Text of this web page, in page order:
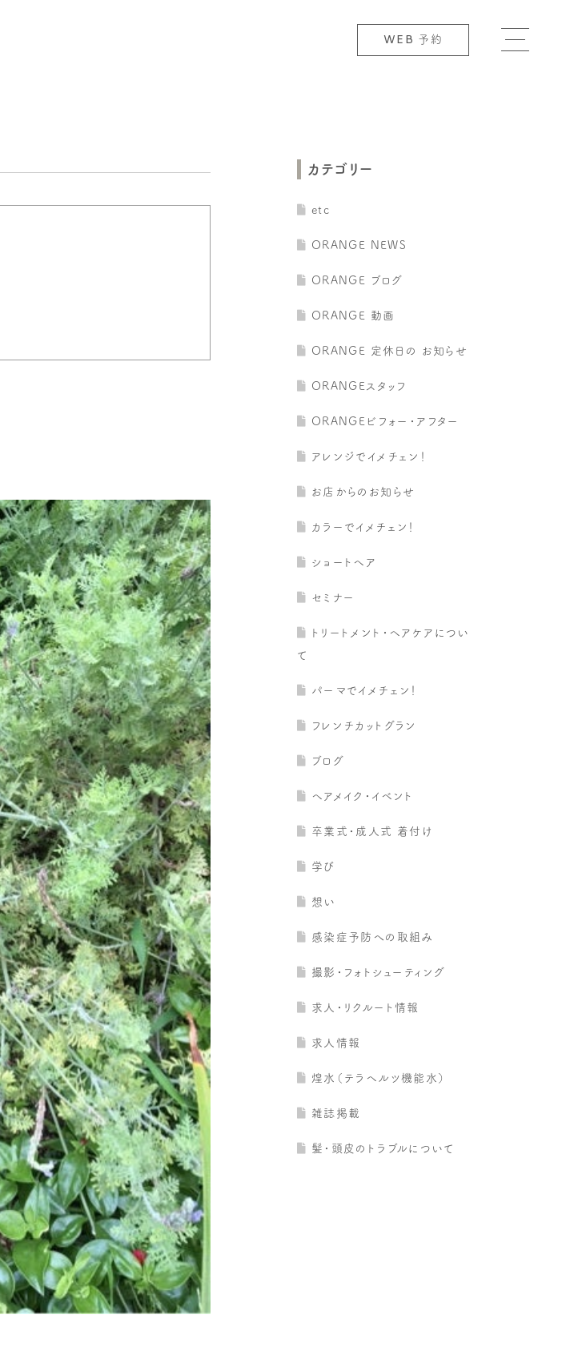
WEB 予約
カテゴリー
etc
ORANGE NEWS
ORANGE ブログ
ORANGE 動画
ORANGE 定休日の お知らせ
ORANGEスタッフ
ORANGEビフォー・アフター
アレンジでイメチェン！
お店からのお知らせ
カラーでイメチェン！
ショートヘア
セミナー
トリートメント・ヘアケアについ
て
パーマでイメチェン！
フレンチカットグラン
ブログ
ヘアメイク・イベント
卒業式・成人式 着付け
学び
想い
感染症予防への取組み
撮影・フォトシューティング
求人・リクルート情報
求人情報
煌水（テラヘルツ機能水）
雑誌掲載
髪・頭皮のトラブルについて